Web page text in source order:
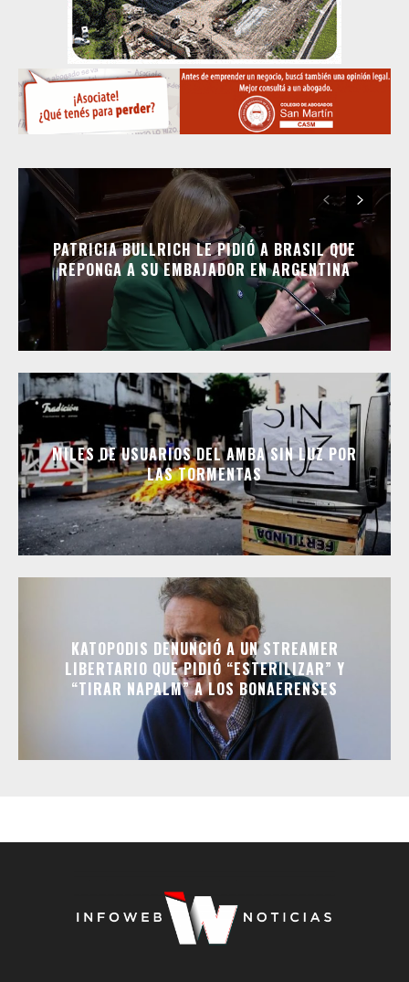
PATRICIA BULLRICH LE PIDIÓ A BRASIL QUE
REPONGA A SU EMBAJADOR EN ARGENTINA
MILES DE USUARIOS DEL AMBA SIN LUZ POR
LAS TORMENTAS
KATOPODIS DENUNCIÓ A UN STREAMER
LIBERTARIO QUE PIDIÓ “ESTERILIZAR” Y
“TIRAR NAPALM” A LOS BONAERENSES